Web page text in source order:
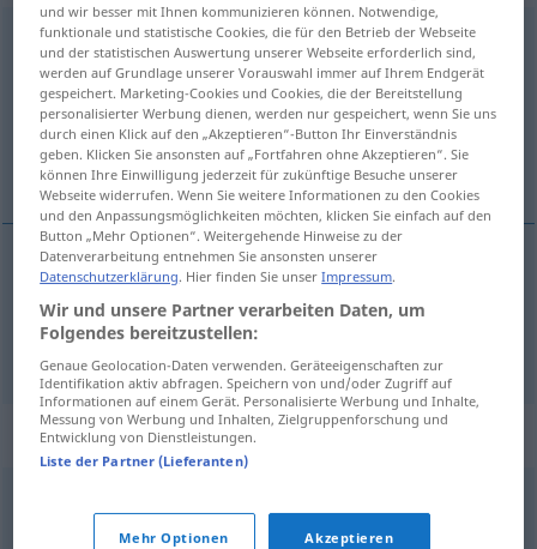
Aufmunterungf <Aufmunterung ;-en>
Übersicht aller Übersetzungen
(Für mehr Details die Übersetzung anklicken/antippen)
canlandırma, neşelendirme
canlandırma Aufmunterung
neşelendirme Aufmunterung
Synonyme für "Aufmunterung"
Zuspruch,Ermunterung,Ermutigung
und wir besser mit Ihnen kommunizieren können. Notwendige,
funktionale und statistische Cookies, die für den Betrieb der Webseite
und der statistischen Auswertung unserer Webseite erforderlich sind,
werden auf Grundlage unserer Vorauswahl immer auf Ihrem Endgerät
gespeichert. Marketing-Cookies und Cookies, die der Bereitstellung
personalisierter Werbung dienen, werden nur gespeichert, wenn Sie uns
durch einen Klick auf den „Akzeptieren“-Button Ihr Einverständnis
geben. Klicken Sie ansonsten auf „Fortfahren ohne Akzeptieren“. Sie
können Ihre Einwilligung jederzeit für zukünftige Besuche unserer
Webseite widerrufen. Wenn Sie weitere Informationen zu den Cookies
und den Anpassungsmöglichkeiten möchten, klicken Sie einfach auf den
Button „Mehr Optionen“. Weitergehende Hinweise zu der
Datenverarbeitung entnehmen Sie ansonsten unserer
Datenschutzerklärung. Hier finden Sie unserImpressum.
Wir und unsere Partner verarbeiten Daten, um
Folgendes bereitzustellen:
Genaue Geolocation-Daten verwenden. Geräteeigenschaften zur
Identifikation aktiv abfragen. Speichern von und/oder Zugriff auf
Informationen auf einem Gerät. Personalisierte Werbung und Inhalte,
Messung von Werbung und Inhalten, Zielgruppenforschung und
Entwicklung von Dienstleistungen.
Liste der Partner (Lieferanten)
Mehr Optionen Akzeptieren